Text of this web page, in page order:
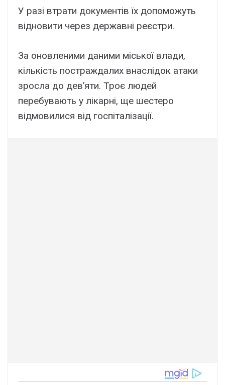
У разі втрати документів їх допоможуть
відновити через державні реєстри.
За оновленими даними міської влади,
кількість постраждалих внаслідок атаки
зросла до дев’яти. Троє людей
перебувають у лікарні, ще шестеро
відмовилися від госпіталізації.